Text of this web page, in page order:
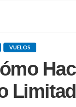
VUELOS